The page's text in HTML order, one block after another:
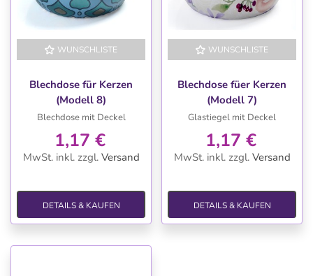
WUNSCHLISTE
Blechdose für Kerzen
(Modell 8)
Blechdose mit Deckel
1,17 €
MwSt. inkl. zzgl. Versand
DETAILS & KAUFEN
WUNSCHLISTE
Blechdose füer Kerzen
(Modell 7)
Glastiegel mit Deckel
1,17 €
MwSt. inkl. zzgl. Versand
DETAILS & KAUFEN